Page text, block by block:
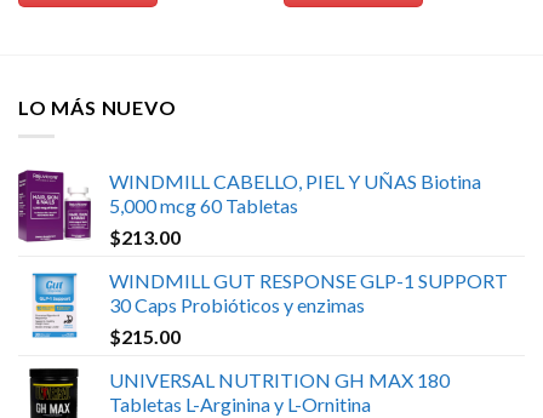
LO MÁS NUEVO
WINDMILL CABELLO, PIEL Y UÑAS Biotina
5,000 mcg 60 Tabletas
$213.00
WINDMILL GUT RESPONSE GLP-1 SUPPORT
30 Caps Probióticos y enzimas
$215.00
UNIVERSAL NUTRITION GH MAX 180
Tabletas L-Arginina y L-Ornitina